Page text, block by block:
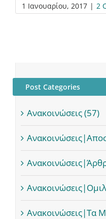
1 Ιανουαρίου, 2017 | 2
Post Categories
Ανακοινώσεις (57)
Ανακοινώσεις|Τα